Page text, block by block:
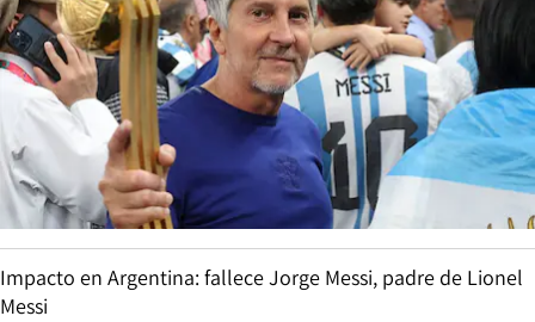
Impacto en Argentina: fallece Jorge Messi, padre de Lionel
Messi